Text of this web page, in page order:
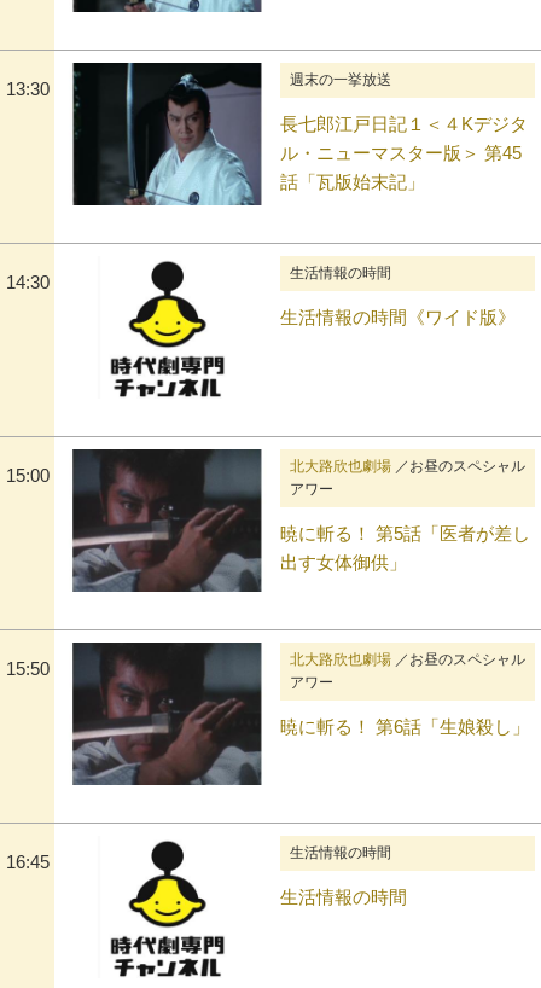
13:30 週末の一挙放送
長七郎江戸日記１＜４Kデジタ
ル・ニューマスター版＞ 第45
話「瓦版始末記」
14:30 生活情報の時間
生活情報の時間《ワイド版》
15:00 北大路欣也劇場／お昼のスペシャル
アワー
暁に斬る！ 第5話「医者が差し
出す女体御供」
15:50 北大路欣也劇場／お昼のスペシャル
アワー
暁に斬る！ 第6話「生娘殺し」
16:45 生活情報の時間
生活情報の時間